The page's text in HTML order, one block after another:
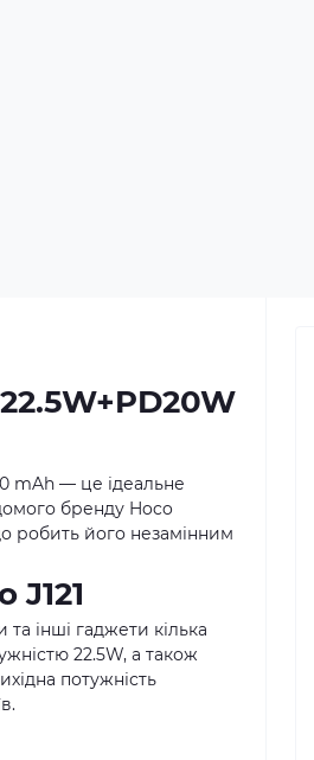
mAh — це ідеальне
бренду Hoco
робить його незамінним
J121
інші гаджети кілька
22.5W, а також
потужність